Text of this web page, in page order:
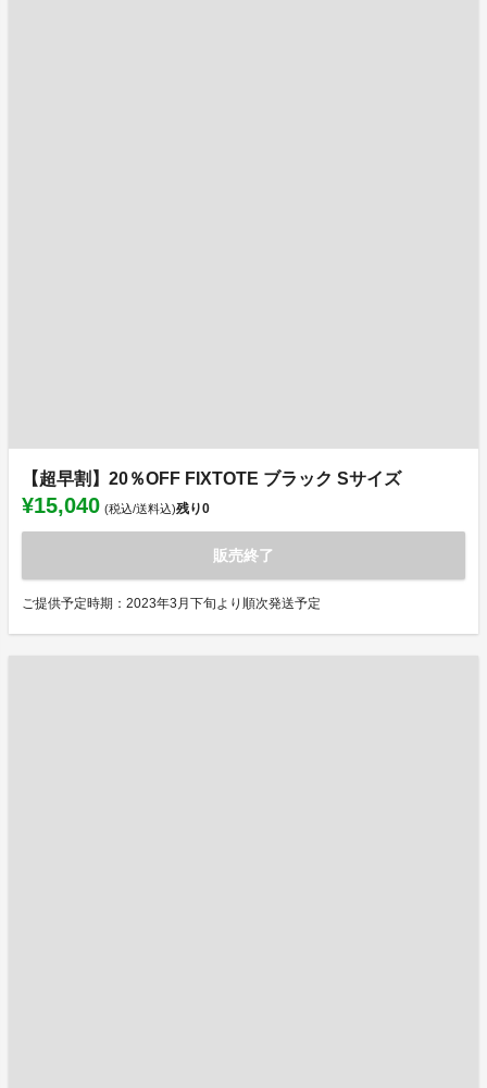
【超早割】20％OFF FIXTOTE ブラック Sサイズ
¥15,040 (税込/送料込)残り0
販売終了
ご提供予定時期：2023年3月下旬より順次発送予定